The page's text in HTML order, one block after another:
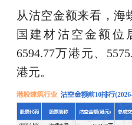
从沽空金额来看，海
国建材沽空金额位
6594.77万港元、
港元。